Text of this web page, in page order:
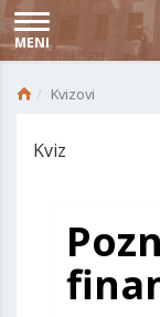
MENI
Kvizovi
Kviz